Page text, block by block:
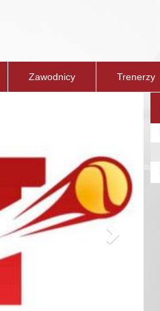
Zawodnicy Trenerzy